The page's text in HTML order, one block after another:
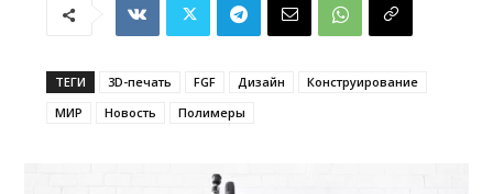
ТЕГИ 3D-печать FGF Дизайн
Конструирование
МИР
Новость Полимеры